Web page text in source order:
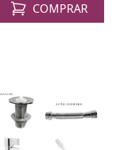
COMPRAR